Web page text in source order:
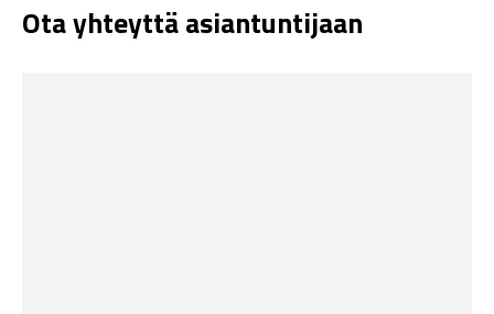
Ota yhteyttä asiantuntijaan